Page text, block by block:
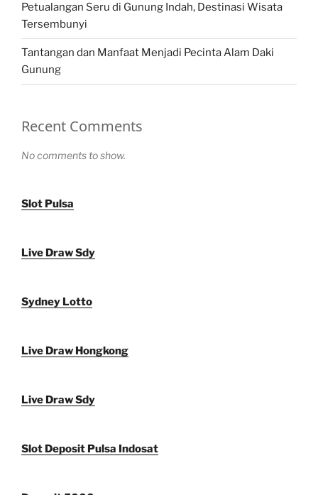
Petualangan Seru di Gunung Indah, Destinasi Wisata
Tersembunyi
Tantangan dan Manfaat Menjadi Pecinta Alam Daki
Gunung
Recent Comments
No comments to show.
Slot Pulsa
Live Draw Sdy
Sydney Lotto
Live Draw Hongkong
Live Draw Sdy
Slot Deposit Pulsa Indosat